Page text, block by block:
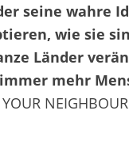
seine wahre
wie sie
Länder
mehr
NEIGHBOUR